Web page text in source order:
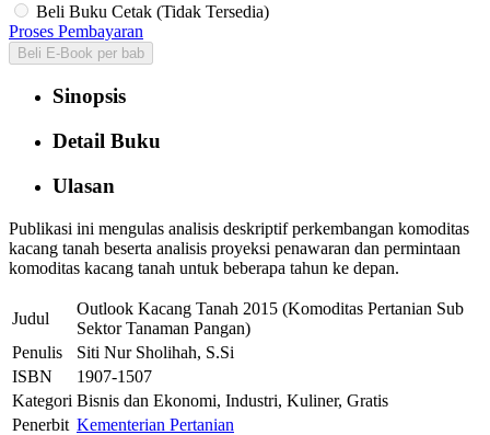
Beli Buku Cetak (Tidak Tersedia)
Proses Pembayaran
Beli E-Book per bab
Sinopsis
Detail Buku
Ulasan
Publikasi ini mengulas analisis deskriptif perkembangan komoditas
kacang tanah beserta analisis proyeksi penawaran dan permintaan
komoditas kacang tanah untuk beberapa tahun ke depan.
Judul
Outlook Kacang Tanah 2015 (Komoditas Pertanian Sub
Sektor Tanaman Pangan)
Penulis
Siti Nur Sholihah, S.Si
ISBN
1907-1507
Kategori Bisnis dan Ekonomi, Industri, Kuliner, Gratis
Penerbit Kementerian Pertanian